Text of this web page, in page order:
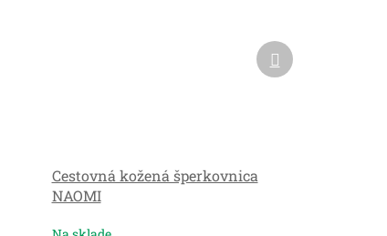
Cestovná kožená šperkovnica
NAOMI
Ďalší
produkt